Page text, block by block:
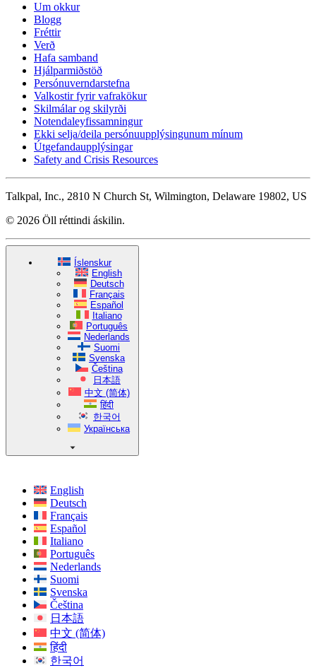
Um okkur
Blogg
Fréttir
Verð
Hafa samband
Hjálparmiðstöð
Persónuverndarstefna
Valkostir fyrir vafrakökur
Skilmálar og skilyrði
Notendaleyfissamningur
Ekki selja/deila persónuupplýsingunum mínum
Útgefandaupplýsingar
Safety and Crisis Resources
Talkpal, Inc., 2810 N Church St, Wilmington, Delaware 19802, US
© 2026 Öll réttindi áskilin.
Íslenskur
English
Deutsch
Français
Español
Italiano
Português
Nederlands
Suomi
Svenska
Čeština
日本語
中文 (简体)
हिंदी
한국어
Українська
English
Deutsch
Français
Español
Italiano
Português
Nederlands
Suomi
Svenska
Čeština
日本語
中文 (简体)
हिंदी
한국어